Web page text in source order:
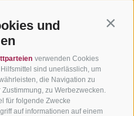
und
verwenden Cookies
sind unerlässlich, um
die Navigation zu
zu Werbezwecken.
für folgende Zwecke
auf informationen auf einem